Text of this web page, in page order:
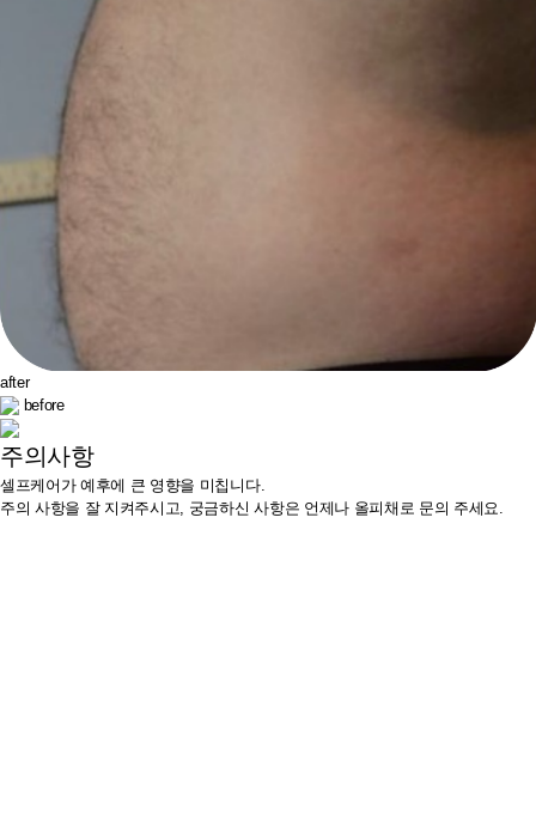
after
before
주의사항
셀프케어가 예후에 큰 영향을 미칩니다.
주의 사항을 잘 지켜주시고, 궁금하신 사항은 언제나 올피채로 문의 주세요.